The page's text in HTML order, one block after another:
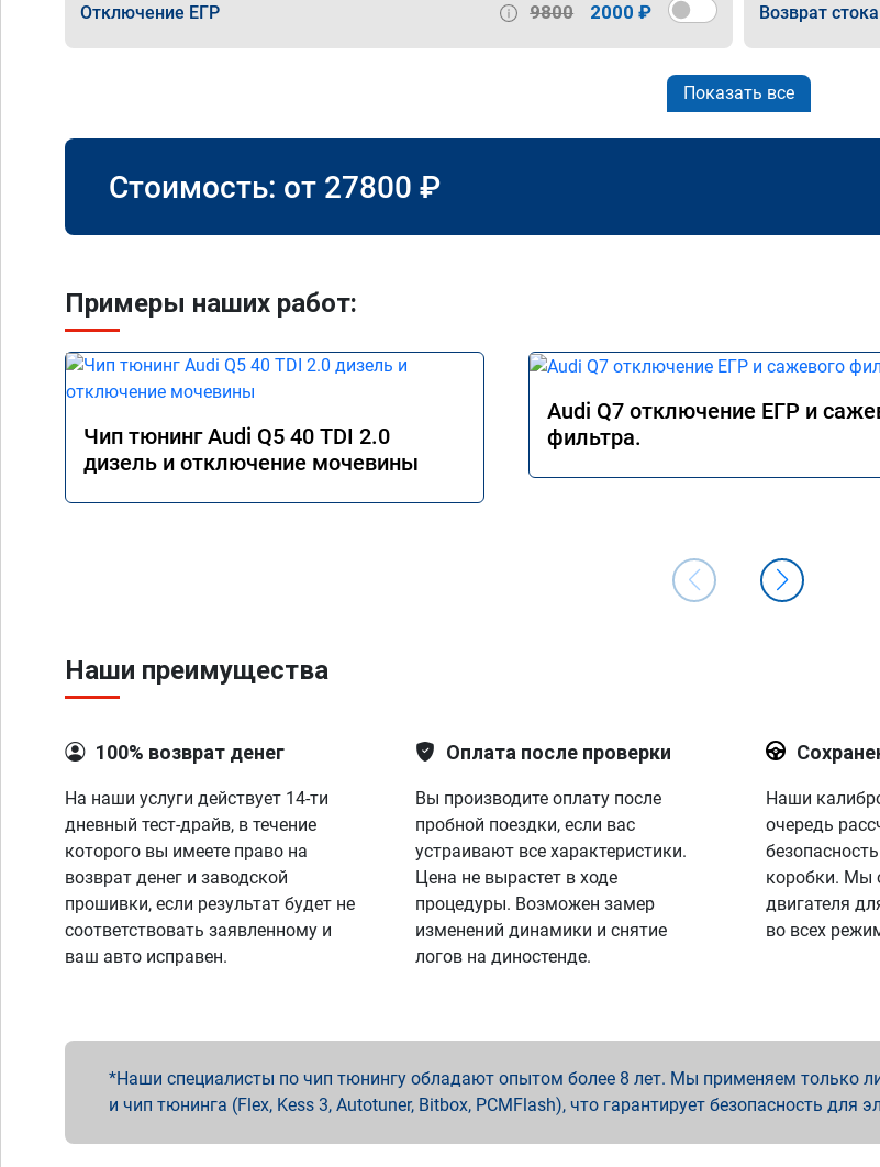
Отключение ЕГР 9800 2000 ₽ Возврат стока
Показать все
Стоимость: от 27800 ₽
Примеры наших работ:
Чип тюнинг Audi Q5 40 TDI 2.0
дизель и отключение мочевины
Audi Q7 отключение ЕГР и
фильтра.
Наши преимущества
100% возврат денег
На наши услуги действует 14-ти
дневный тест-драйв, в течение
которого вы имеете право на
возврат денег и заводской
прошивки, если результат будет не
соответствовать заявленному и
ваш авто исправен.
Оплата после проверки
Вы производите оплату после
пробной поездки, если вас
устраивают все характеристики.
Цена не вырастет в ходе
процедуры. Возможен замер
изменений динамики и снятие
логов на диностенде.
Наши
очередь
коробки. Мы
двигателя
во всех
Наши специалисты по чип тюнингу обладают опытом более 8 лет. Мы применяем только
и чип тюнинга (Flex, Kess 3, Autotuner, Bitbox, PCMFlash), что гарантирует безопасность для